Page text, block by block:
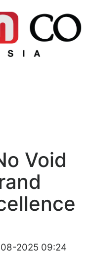
Void
2025 09:24